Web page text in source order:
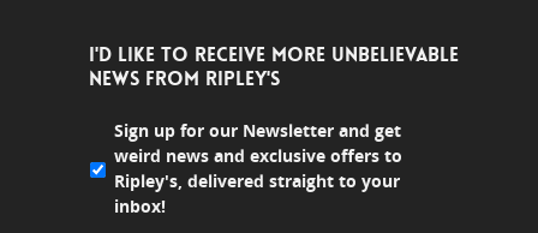
I'D LIKE TO RECEIVE MORE UNBELIEVABLE
NEWS FROM RIPLEY'S
Sign up for our Newsletter and get
weird news and exclusive offers to
Ripley's, delivered straight to your
inbox!